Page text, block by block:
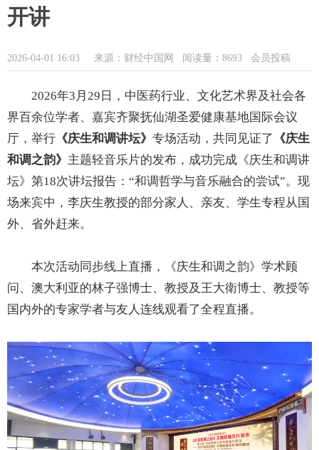
开讲
2026-04-01 16:03 来源：财经中国网 阅读量：8693 会员投稿
2026年3月29日，中医药行业、文化艺术界及社会各
界百余位学者、嘉宾齐聚抚仙湖圣爱健康基地国际会议
厅，举行 《庆生和调讲坛》 专场活动，共同见证了 《庆生
和调之韵》 主题轻音乐片的发布，成功完成《庆生和调讲
坛》第18次讲坛报告：“和调哲学与音乐融合的尝试”。现
场来宾中，李庆生教授的部分家人、亲友、学生专程从国
外、省外赶来。
本次活动同步线上直播，《庆生和调之韵》学术顾
问、澳大利亚的林子强博士、教授及王大衛博士、教授等
国内外的专家学者与友人连线观看了全程直播。